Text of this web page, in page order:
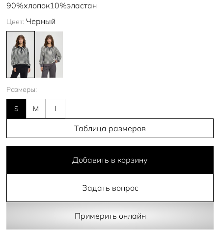
90%хлопок10%эластан
Цвет: Черный
Размеры:
S M l
Таблица размеров
Добавить в корзину
Задать вопрос
Примерить онлайн